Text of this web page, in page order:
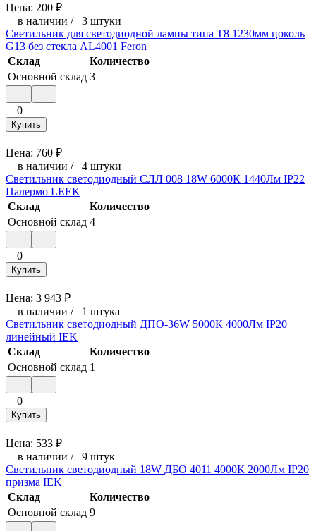
Цена: 200 ₽
в наличии / 3 штуки
Светильник для светодиодной лампы типа Т8 1230мм цоколь
G13 без стекла AL4001 Feron
Склад
Количество
Основной склад 3
0
Купить
Цена: 760 ₽
в наличии / 4 штуки
Светильник светодиодный СЛЛ 008 18W 6000К 1440Лм IP22
Палермо LEEK
Склад
Количество
Основной склад 4
0
Купить
Цена: 3 943 ₽
в наличии / 1 штука
Светильник светодиодный ДПО-36W 5000К 4000Лм IP20
линейный IEK
Склад
Количество
Основной склад 1
0
Купить
Цена: 533 ₽
в наличии / 9 штук
Светильник светодиодный 18W ДБО 4011 4000К 2000Лм IP20
призма IEK
Склад
Количество
Основной склад 9